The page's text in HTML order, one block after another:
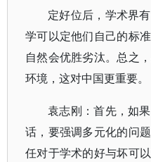
定好位后，学术界
学可以定他们自己的标
自然会优胜劣汰。总之
环境，这对中国更重要。
袁志刚：首先，如
话，要强调多元化的问
任对于学术的好与坏可